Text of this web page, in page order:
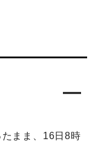
まま、16日8時